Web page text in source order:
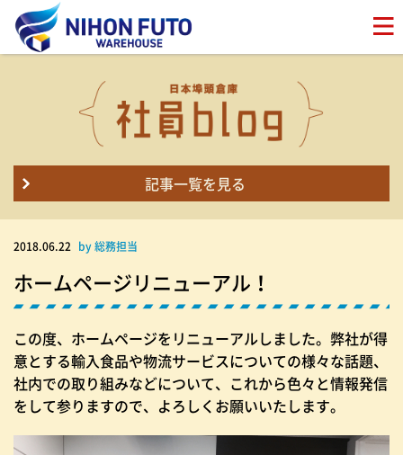
記事一覧を見る
2018.06.22 by 総務担当
ホームページリニューアル！
この度、ホームページをリニューアルしました。弊社が得
意とする輸入食品や物流サービスについての様々な話題、
社内での取り組みなどについて、これから色々と情報発信
をして参りますので、よろしくお願いいたします。